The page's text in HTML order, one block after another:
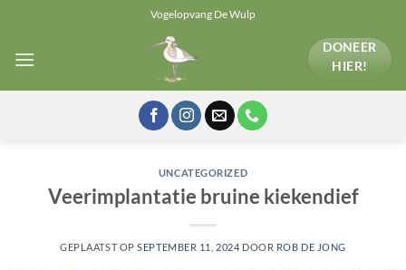
inhoud
Vogelopvang De Wulp
DONEER
HIER!
UNCATEGORIZED
Veerimplantatie bruine kiekendief
GEPLAATST OPSEPTEMBER 11, 2024 DOOR ROB DE JONG